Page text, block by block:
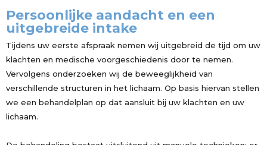
Persoonlijke aandacht en een
uitgebreide intake
Tijdens uw eerste afspraak nemen wij uitgebreid de tijd om uw
klachten en medische voorgeschiedenis door te nemen.
Vervolgens onderzoeken wij de beweeglijkheid van
verschillende structuren in het lichaam. Op basis hiervan stellen
we een behandelplan op dat aansluit bij uw klachten en uw
lichaam.